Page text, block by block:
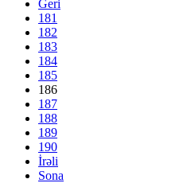
Geri
181
182
183
184
185
186
187
188
189
190
İrəli
Sona